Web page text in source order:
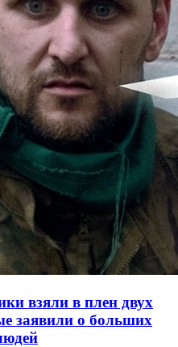
взяли в плен двух
заявили о больших